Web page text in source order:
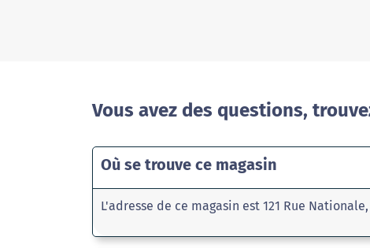
Vous avez des questions,
Où se trouve ce magasin
L'adresse de ce magasin est 121 Rue